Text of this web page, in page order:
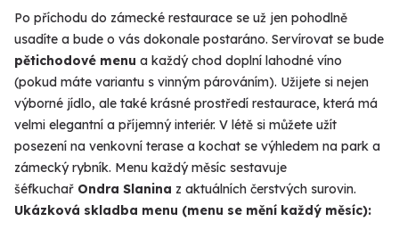
Po příchodu do zámecké restaurace se už jen pohodlně
usadíte a bude o vás dokonale postaráno. Servírovat se bude
pětichodové menu a každý chod doplní lahodné víno
(pokud máte variantu s vinným párováním). Užijete si nejen
výborné jídlo, ale také krásné prostředí restaurace, která má
velmi elegantní a příjemný interiér. V létě si můžete užít
posezení na venkovní terase a kochat se výhledem na park a
zámecký rybník. Menu každý měsíc sestavuje
šéfkuchař Ondra Slanina z aktuálních čerstvých surovin.
Ukázková skladba menu (menu se mění každý měsíc):